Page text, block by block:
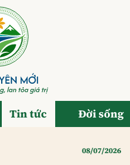
Tin tức Đời sống
08/07/2026